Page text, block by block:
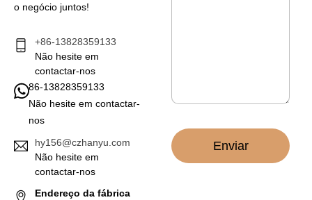
o negócio juntos!
+86-13828359133
Não hesite em
contactar-nos
86-13828359133
Não hesite em contactar-
nos
hy156@czhanyu.com
Não hesite em
contactar-nos
Endereço da fábrica
c
Enviar